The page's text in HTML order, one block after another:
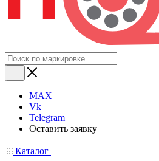
MAX
Vk
Telegram
Оставить заявку
Каталог